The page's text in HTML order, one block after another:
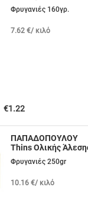
Φρυγανιές 160γρ.
7.62 €/ κιλό
€1.22
ΠΑΠΑΔΟΠΟΥΛΟΥ
Thins Ολικής
Φρυγανιές 250gr
10.16 €/ κιλό